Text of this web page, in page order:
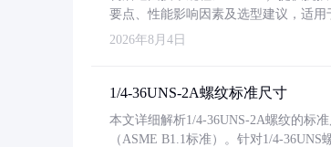
要点、性能影响因素及选型建议，适用
2026年8月4日
1/4-36UNS-2A螺纹标准尺寸
本文详细解析1/4-36UNS-2A螺纹的标
（ASME B1.1标准）。针对1/4-